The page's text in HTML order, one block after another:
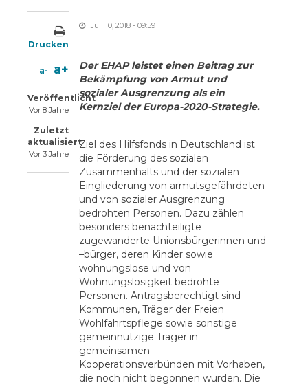
Drucken
a- a+
Veröffentlicht
Vor 8 Jahre
Zuletzt
aktualisiert
Vor 3 Jahre
Juli 10, 2018 - 09:59
Der EHAP leistet einen Beitrag zur
Bekämpfung von Armut und
sozialer Ausgrenzung als ein
Kernziel der Europa-2020-Strategie.
Ziel des Hilfsfonds in Deutschland ist
die Förderung des sozialen
Zusammenhalts und der sozialen
Eingliederung von armutsgefährdeten
und von sozialer Ausgrenzung
bedrohten Personen. Dazu zählen
besonders benachteiligte
zugewanderte Unionsbürgerinnen und
–bürger, deren Kinder sowie
wohnungslose und von
Wohnungslosigkeit bedrohte
Personen. Antragsberechtigt sind
Kommunen, Träger der Freien
Wohlfahrtspflege sowie sonstige
gemeinnützige Träger in
gemeinsamen
Kooperationsverbünden mit Vorhaben,
die noch nicht begonnen wurden. Die